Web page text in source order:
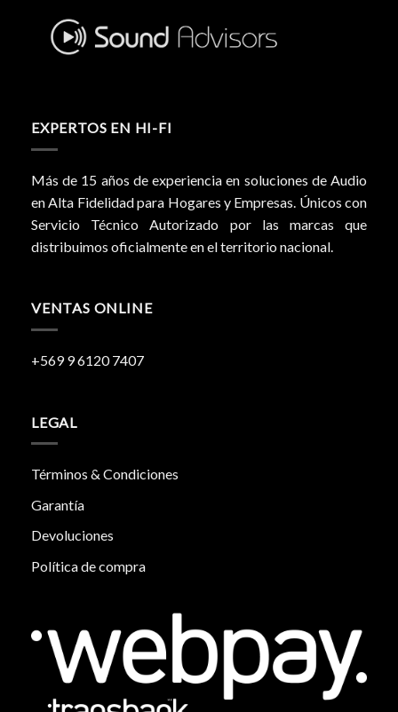
EXPERTOS EN HI-FI
Más de 15 años de experiencia en soluciones de Audio
en Alta Fidelidad para Hogares y Empresas. Únicos con
Servicio Técnico Autorizado por las marcas que
distribuimos oficialmente en el territorio nacional.
VENTAS ONLINE
+569 9 6120 7407
LEGAL
Términos & Condiciones
Garantía
Devoluciones
Política de compra